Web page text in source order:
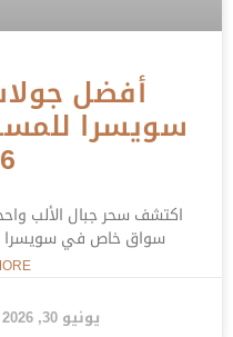
أفضل
سويسرا
اكتشف سحر جبال الألب
سواق خاص في سويسرا . اتصل الآن:
»
يونيو 30, 2026